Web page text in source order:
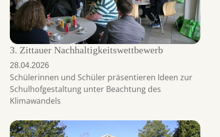
3. Zittauer Nachhaltigkeitswettbewerb
28.04.2026
Schülerinnen und Schüler präsentieren Ideen zur
Schulhofgestaltung unter Beachtung des
Klimawandels